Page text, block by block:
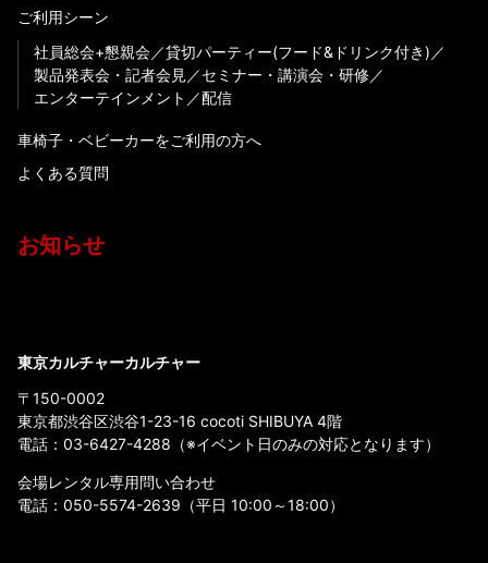
ご利用シーン
社員総会+懇親会
貸切パーティー(フード&ドリンク付き)
製品発表会・記者会見
セミナー・講演会・研修
エンターテインメント
配信
車椅子・ベビーカーをご利用の方へ
よくある質問
お知らせ
東京カルチャーカルチャー
〒150-0002
東京都渋谷区渋谷1-23-16 cocoti SHIBUYA 4階
電話： 03-6427-4288 （※イベント日のみの対応となります）
会場レンタル専用問い合わせ
電話： 050-5574-2639 （平日 10:00～18:00）